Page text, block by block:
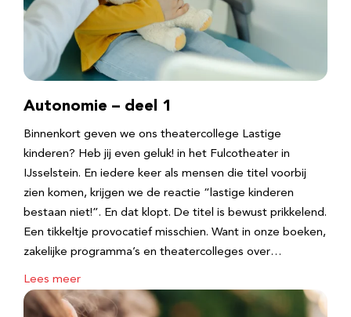
Autonomie – deel 1
Binnenkort geven we ons theatercollege Lastige
kinderen? Heb jij even geluk! in het Fulcotheater in
IJsselstein. En iedere keer als mensen die titel voorbij
zien komen, krijgen we de reactie “lastige kinderen
bestaan niet!”. En dat klopt. De titel is bewust prikkelend.
Een tikkeltje provocatief misschien. Want in onze boeken,
zakelijke programma’s en theatercolleges over…
Lees meer